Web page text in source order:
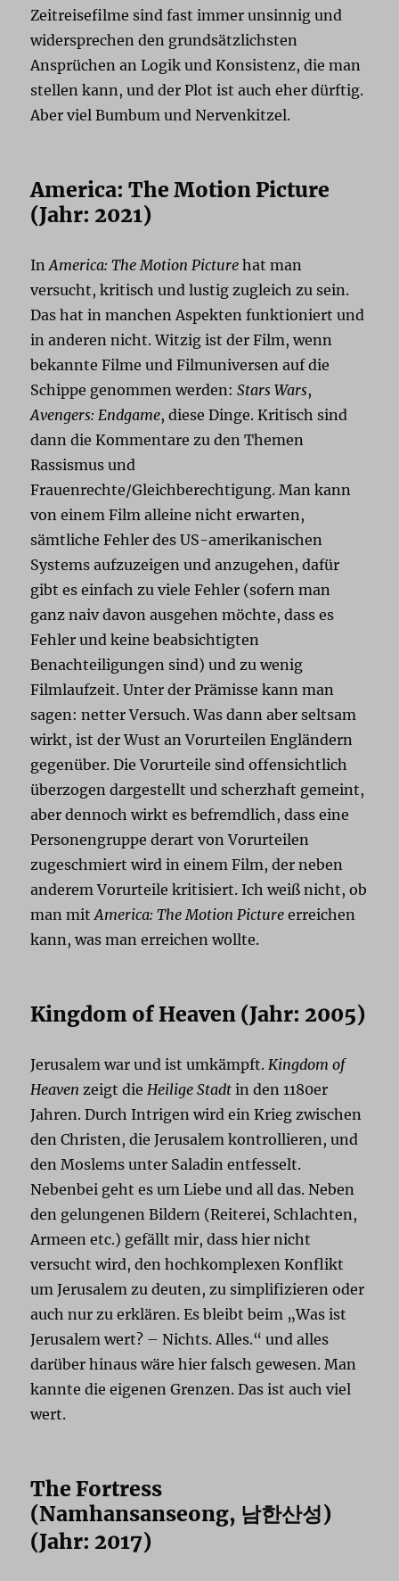
Zeitreisefilme sind fast immer unsinnig und
widersprechen den grundsätzlichsten
Ansprüchen an Logik und Konsistenz, die man
stellen kann, und der Plot ist auch eher dürftig.
Aber viel Bumbum und Nervenkitzel.
America: The Motion Picture
(Jahr: 2021)
InAmerica: The Motion Picture hat man
versucht, kritisch und lustig zugleich zu sein.
Das hat in manchen Aspekten funktioniert und
in anderen nicht. Witzig ist der Film, wenn
bekannte Filme und Filmuniversen auf die
Schippe genommen werden:Stars Wars,
Avengers: Endgame, diese Dinge. Kritisch sind
dann die Kommentare zu den Themen
Rassismus und
Frauenrechte/Gleichberechtigung. Man kann
von einem Film alleine nicht erwarten,
sämtliche Fehler des US-amerikanischen
Systems aufzuzeigen und anzugehen, dafür
gibt es einfach zu viele Fehler (sofern man
ganz naiv davon ausgehen möchte, dass es
Fehler und keine beabsichtigten
Benachteiligungen sind) und zu wenig
Filmlaufzeit. Unter der Prämisse kann man
sagen: netter Versuch. Was dann aber seltsam
wirkt, ist der Wust an Vorurteilen Engländern
gegenüber. Die Vorurteile sind offensichtlich
überzogen dargestellt und scherzhaft gemeint,
aber dennoch wirkt es befremdlich, dass eine
Personengruppe derart von Vorurteilen
zugeschmiert wird in einem Film, der neben
anderem Vorurteile kritisiert. Ich weiß nicht, ob
man mitAmerica: The Motion Picture erreichen
kann, was man erreichen wollte.
Kingdom of Heaven (Jahr: 2005)
Jerusalem war und ist umkämpft. Kingdom of
Heaven zeigt die Heilige Stadt in den 1180er
Jahren. Durch Intrigen wird ein Krieg zwischen
den Christen, die Jerusalem kontrollieren, und
den Moslems unter Saladin entfesselt.
Nebenbei geht es um Liebe und all das. Neben
den gelungenen Bildern (Reiterei, Schlachten,
Armeen etc.) gefällt mir, dass hier nicht
versucht wird, den hochkomplexen Konflikt
um Jerusalem zu deuten, zu simplifizieren oder
auch nur zu erklären. Es bleibt beim „Was ist
Jerusalem wert? – Nichts. Alles.“ und alles
darüber hinaus wäre hier falsch gewesen. Man
kannte die eigenen Grenzen. Das ist auch viel
wert.
The Fortress
(Namhansanseong, 남한산성)
(Jahr: 2017)